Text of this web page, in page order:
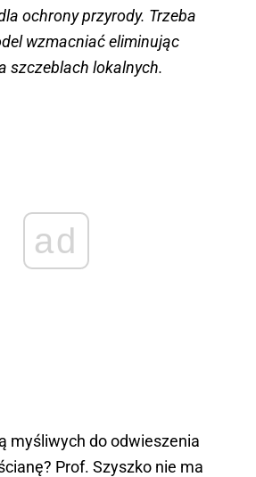
ochrony przyrody. Trzeba
wzmacniać eliminując
szczeblach lokalnych.
ad
myśliwych do odwieszenia
Prof. Szyszko nie ma